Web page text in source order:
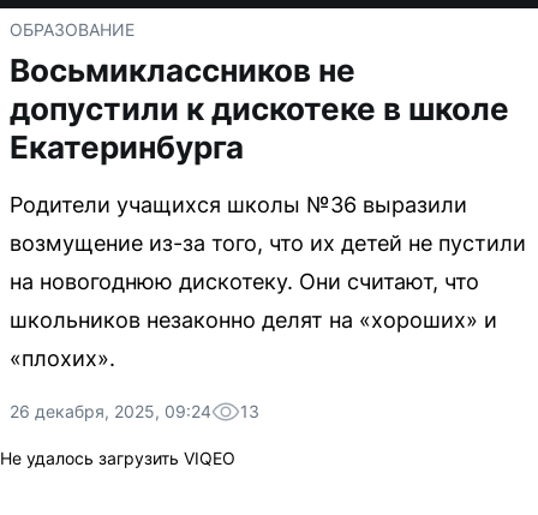
ОБРАЗОВАНИЕ
Восьмиклассников не
допустили к дискотеке в школе
Екатеринбурга
Родители учащихся школы №36 выразили
возмущение из-за того, что их детей не пустили
на новогоднюю дискотеку. Они считают, что
школьников незаконно делят на «хороших» и
«плохих».
26 декабря, 2025, 09:24 13
Не удалось загрузить VIQEO